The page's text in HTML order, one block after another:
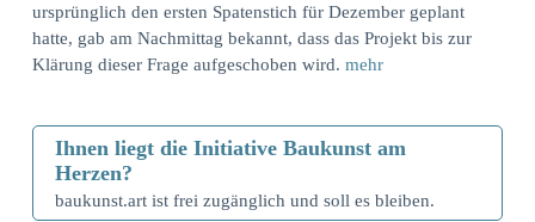
ursprünglich den ersten Spatenstich für Dezember geplant
hatte, gab am Nachmittag bekannt, dass das Projekt bis zur
Klärung dieser Frage aufgeschoben wird. mehr
Ihnen liegt die Initiative Baukunst am
Herzen?
baukunst.art ist frei zugänglich und soll es bleiben.